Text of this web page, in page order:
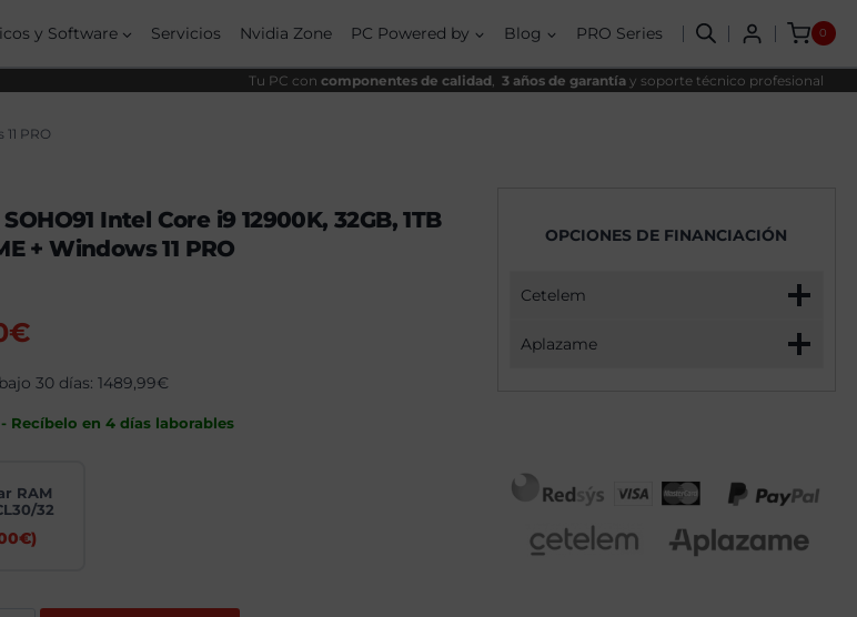
y Software Servicios Nvidia Zone PC Powered by Blog PRO Series 0
Tu PC con componentes de calidad, 3 años de garantía y soporte técnico profesional
PRO
Intel Core i9 12900K, 32GB, 1TB
+ Windows 11 PRO
€El
actual
es:
30 días: 1489,99€
Recíbelo en 4 días laborables
RAM
32
€)
OPCIONES DE FINANCIACIÓN
Cetelem
Aplazame
era:
1794,90€.
es:
1499,90€.
i9
32GB,
1TB